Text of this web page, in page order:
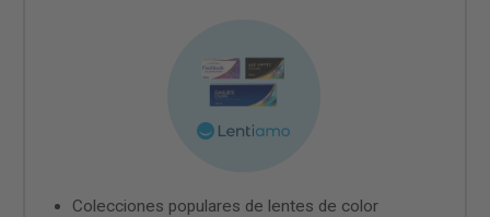
Colecciones populares de lentes de color